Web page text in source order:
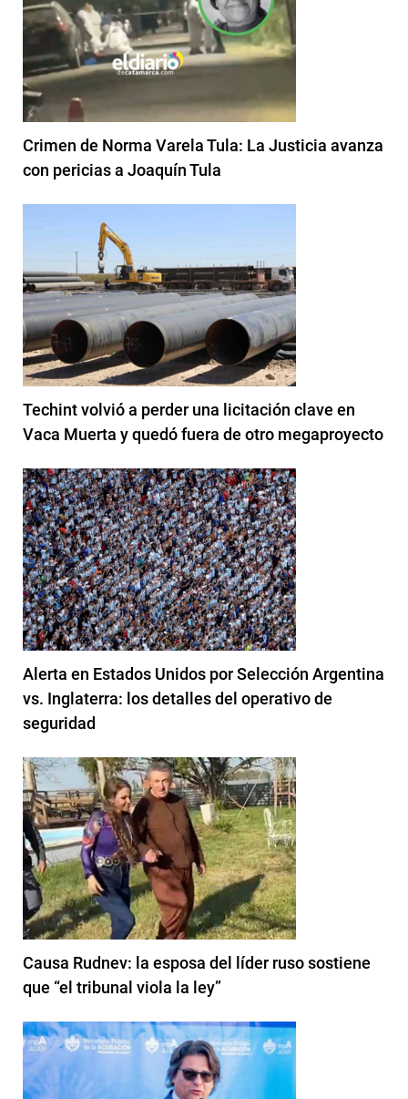
Crimen de Norma Varela Tula: La Justicia avanza
con pericias a Joaquín Tula
Techint volvió a perder una licitación clave en
Vaca Muerta y quedó fuera de otro megaproyecto
Alerta en Estados Unidos por Selección Argentina
vs. Inglaterra: los detalles del operativo de
seguridad
Causa Rudnev: la esposa del líder ruso sostiene
que “el tribunal viola la ley”